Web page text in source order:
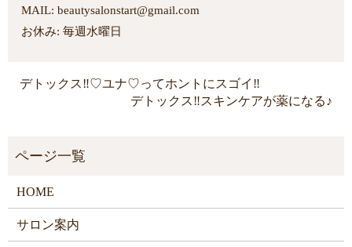
MAIL: beautysalonstart@gmail.com
お休み: 毎週水曜日
デトックス‼︎♡ユナ♡ってホントにスゴイ‼︎
デトックス‼︎スキンケアが薬になる♪
HOME
サロン案内